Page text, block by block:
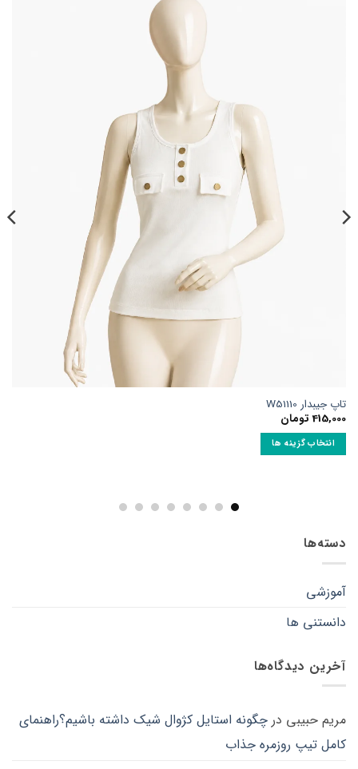
تاپ جیبدار W51110
415,000 تومان
انتخاب گزینه ها
می
باشد.
ها
ممکن
است
صفحه
محصول
شوند
دسته‌ها
آموزشی
دانستنی ها
آخرین دیدگاه‌ها
مریم حبیبی در چگونه استایل کژوال شیک داشته باشیم؟راهنمای
کامل تیپ روزمره جذاب